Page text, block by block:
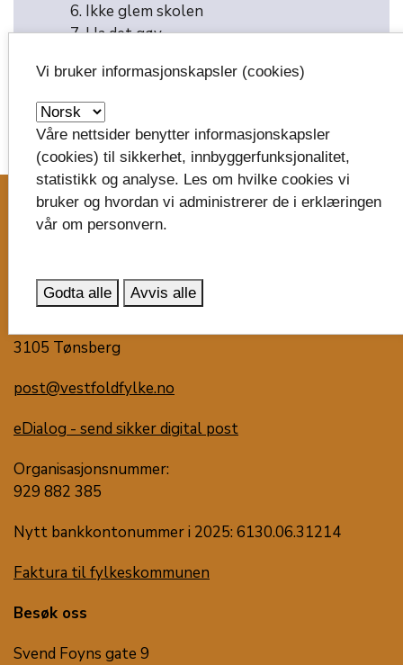
Ikke glem skolen
Ha det gøy
image_search
Skriv til oss
Vestfold fylkeskommune
Postboks 1213
3105 Tønsberg
post@vestfoldfylke.no
eDialog - send sikker digital post
Organisasjonsnummer:
929 882 385
Nytt bankkontonummer i 2025: 6130.06.31214
Faktura til fylkeskommunen
Besøk oss
Svend Foyns gate 9
Vi bruker informasjonskapsler (cookies)
Våre nettsider benytter informasjonskapsler
(cookies) til sikkerhet, innbyggerfunksjonalitet,
statistikk og analyse. Les om hvilke cookies vi
bruker og hvordan vi administrerer de i erklæringen
vår om personvern.
Godta alle Avvis alle